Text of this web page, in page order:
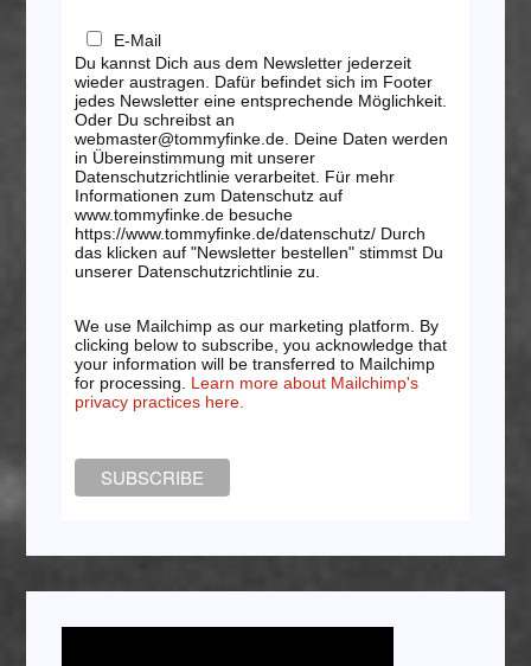
E-Mail
Du kannst Dich aus dem Newsletter jederzeit
wieder austragen. Dafür befindet sich im Footer
jedes Newsletter eine entsprechende Möglichkeit.
Oder Du schreibst an
webmaster@tommyfinke.de. Deine Daten werden
in Übereinstimmung mit unserer
Datenschutzrichtlinie verarbeitet. Für mehr
Informationen zum Datenschutz auf
www.tommyfinke.de besuche
https://www.tommyfinke.de/datenschutz/ Durch
das klicken auf "Newsletter bestellen" stimmst Du
unserer Datenschutzrichtlinie zu.
We use Mailchimp as our marketing platform. By
clicking below to subscribe, you acknowledge that
your information will be transferred to Mailchimp
for processing. Learn more about Mailchimp's
privacy practices here.